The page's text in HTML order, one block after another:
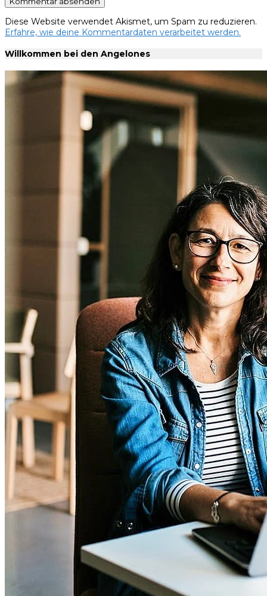
Diese Website verwendet Akismet, um Spam zu reduzieren.
Erfahre, wie deine Kommentardaten verarbeitet werden.
Willkommen bei den Angelones